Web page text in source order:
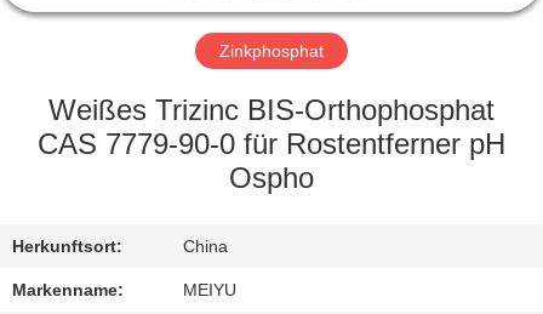
ÜBER
WERKSBESICHTIGUNG
KONTAKT
Zinkphosphat
Weißes Trizinc BIS-Orthophosphat
CAS 7779-90-0 für Rostentferner pH
Ospho
Herkunftsort: China
Markenname: MEIYU